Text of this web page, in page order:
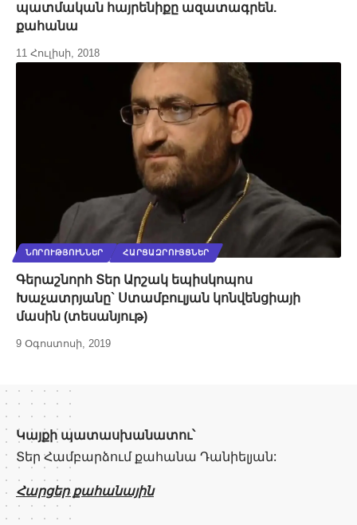
պատմական հայրենիքը ազատագրեն.
քահանա
11 Հուլիսի, 2018
ՆՈՐՈՒԹՅՈՒՆՆԵՐ ՀԱՐՑԱԶՐՈՒՅՑՆԵՐ
Գերաշնորհ Տեր Արշակ եպիսկոպոս
Խաչատրյանը` Ստամբուլյան կոնվենցիայի
մասին (տեսանյութ)
9 Օգոստոսի, 2019
Կայքի պատասխանատու՝
Տեր Համբարձում քահանա Դանիելյան:
Հարցեր քահանային